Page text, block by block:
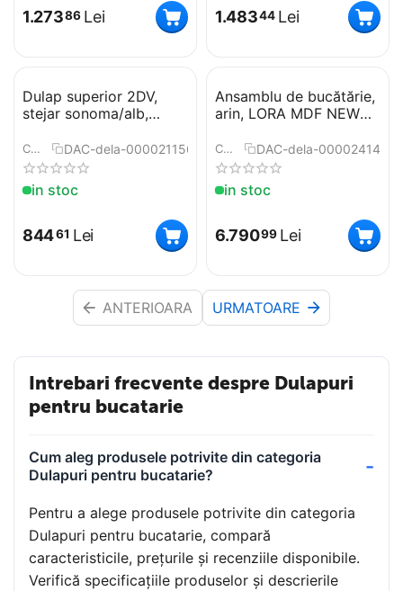
1.27386 Lei 1.48344 Lei
Dulap superior 2DV,
stejar sonoma/alb,
OH
COD: DAC-dela-0000211566
in stoc
84461 Lei
Ansamblu de bucătărie,
arin, LORA MDF NEW
COD: DAC-dela-0000241498
in stoc
6.79099 Lei
ANTERIOARA URMATOARE
Intrebari frecvente despre Dulapuri
pentru bucatarie
Cum aleg produsele potrivite din categoria
Dulapuri pentru bucatarie?
Pentru a alege produsele potrivite din categoria
Dulapuri pentru bucatarie, compară
caracteristicile, prețurile și recenziile disponibile.
Verifică specificațiile produselor și descrierile